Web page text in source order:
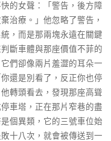
的女聲：「警告，後方障
治療。」他忽略了警告，
，而是那兩塊永遠在關鍵
斷車體與那座價值不菲的
們卻像兩片羞澀的耳朵一
還是別看了，反正你也停
轉頭看去，發現那座高聳
車塔，正在那片窄巷的盡
個異類，它的三號車位始
十八次，就會被傳送到一